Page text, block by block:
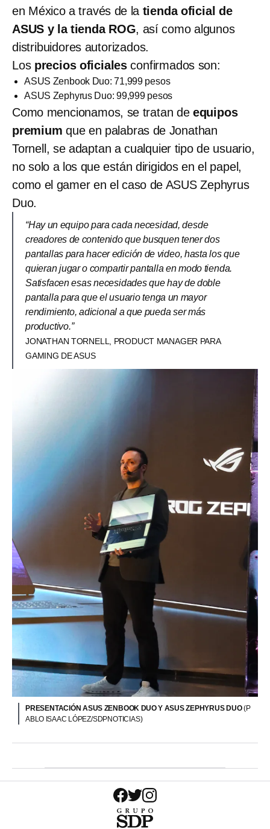
en México a través de la tienda oficial de
ASUS y la tienda ROG, así como algunos
distribuidores autorizados.
Los precios oficiales confirmados son:
ASUS Zenbook Duo: 71,999 pesos
ASUS Zephyrus Duo: 99,999 pesos
Como mencionamos, se tratan de equipos
premium que en palabras de Jonathan
Tornell, se adaptan a cualquier tipo de usuario,
no solo a los que están dirigidos en el papel,
como el gamer en el caso de ASUS Zephyrus
Duo.
“Hay un equipo para cada necesidad, desde
creadores de contenido que busquen tener dos
pantallas para hacer edición de video, hasta los que
quieran jugar o compartir pantalla en modo tienda.
Satisfacen esas necesidades que hay de doble
pantalla para que el usuario tenga un mayor
rendimiento, adicional a que pueda ser más
productivo.”
JONATHAN TORNELL, PRODUCT MANAGER PARA
GAMING DE ASUS
PRESENTACIÓN ASUS ZENBOOK DUO Y ASUS ZEPHYRUS DUO(P
ABLO ISAAC LÓPEZ/SDPNOTICIAS)